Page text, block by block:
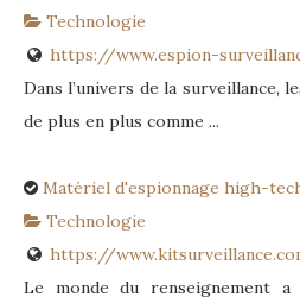
Technologie
https://www.espion-
Dans l’univers de la surveillance,
de plus en plus comme ...
Matériel d'espionnage high-
Technologie
https://
Le monde du renseignement a